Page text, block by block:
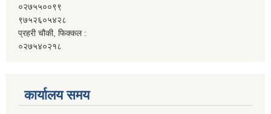
०२७५५००९९
९७५२६०५४२८
प्रहरी चौकी, फिक्कल :
०२७५४०२१८
कार्यालय समय